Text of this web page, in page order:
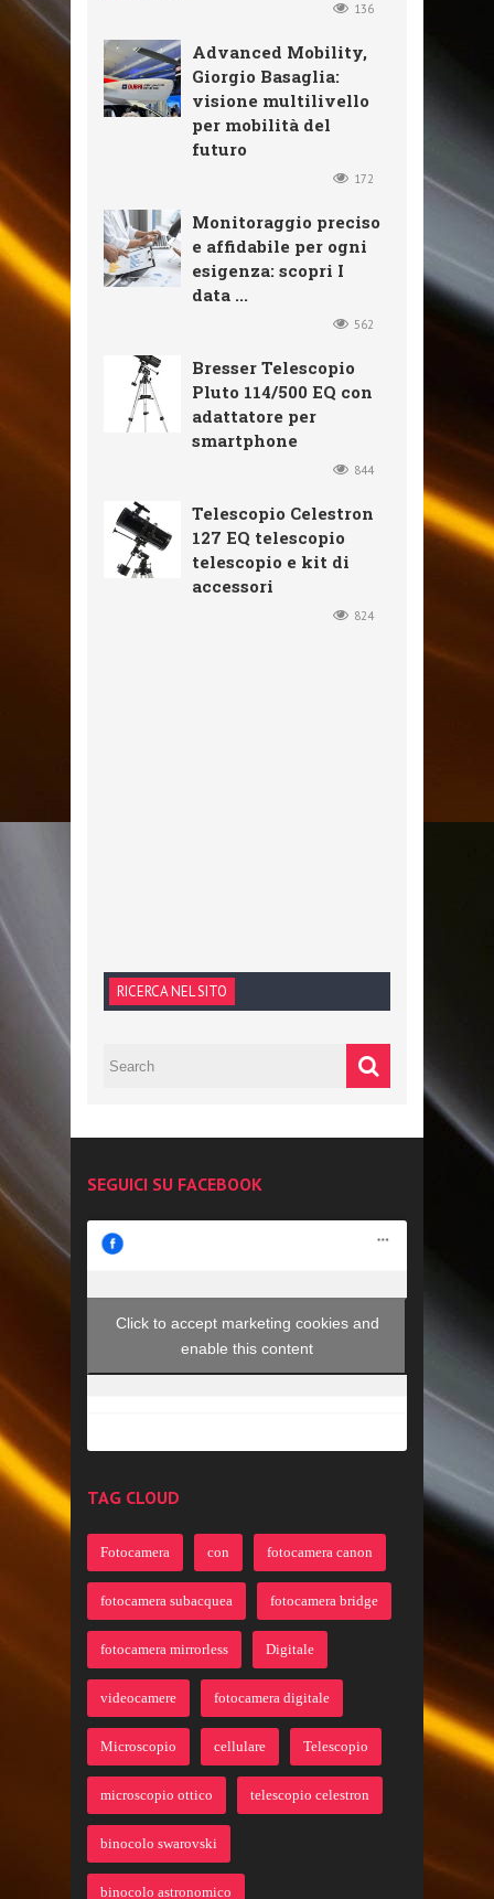
136
Advanced Mobility,
Giorgio Basaglia:
visione multilivello
per mobilità del
futuro
172
Monitoraggio preciso
e affidabile per ogni
esigenza: scopri I
data ...
562
Bresser Telescopio
Pluto 114/500 EQ con
adattatore per
smartphone
844
Telescopio Celestron
127 EQ telescopio
telescopio e kit di
accessori
824
RICERCA NEL SITO
SEGUICI SU FACEBOOK
Click to accept marketing cookies and
enable this content
TAG CLOUD
Fotocamera con fotocamera canon
fotocamera subacquea fotocamera bridge
fotocamera mirrorless Digitale
videocamere fotocamera digitale
Microscopio cellulare Telescopio
microscopio ottico telescopio celestron
binocolo swarovski
binocolo astronomico